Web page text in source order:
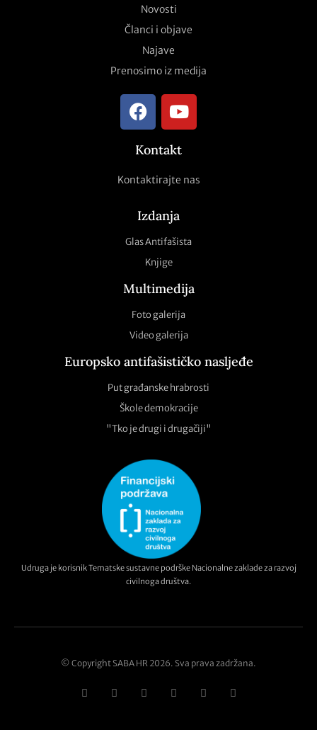
Novosti
Članci i objave
Najave
Prenosimo iz medija
Kontakt
Kontaktirajte nas
Izdanja
Glas Antifašista
Knjige
Multimedija
Foto galerija
Video galerija
Europsko antifašističko nasljeđe
Put građanske hrabrosti
Škole demokracije
"Tko je drugi i drugačiji"
Udruga je korisnik Tematske sustavne podrške Nacionalne zaklade za razvoj
civilnoga društva.
© Copyright SABA HR 2026. Sva prava zadržana.